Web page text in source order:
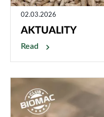
02.03.2026
AKTUALITY
Read